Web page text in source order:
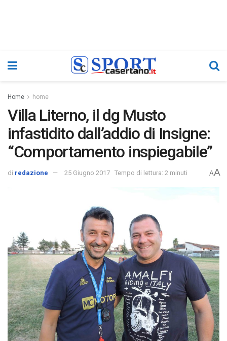
Home home
Villa Literno, il dg Musto
infastidito dall’addio di Insigne:
“Comportamento inspiegabile”
di redazione 25 Giugno 2017 Tempo di lettura: 2 minuti AA